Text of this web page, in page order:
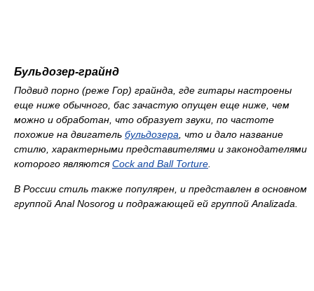
Бульдозер-грайнд
Подвид порно (реже Гор) грайнда, где гитары настроены
еще ниже обычного, бас зачастую опущен еще ниже, чем
можно и обработан, что образует звуки, по частоте
похожие на двигатель бульдозера , что и дало название
стилю, характерными представителями и законодателями
которого являютсяCock and Ball Torture
В России стиль также популярен, и представлен в основном
группой Anal Nosorog и подражающей ей группой Analizada.